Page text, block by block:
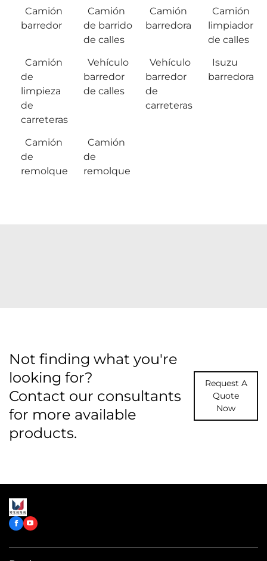
Camión
barredor
Camión
de barrido
de calles
Camión
barredora
Camión
limpiador
de calles
Camión
de
limpieza
de
carreteras
Vehículo
barredor
de calles
Vehículo
barredor
de
carreteras
Isuzu
barredora
Camión
de
remolque
Camión
de
remolque
Not finding what you're
looking for?
Contact our consultants
for more available
products.
Request A
Quote
Now